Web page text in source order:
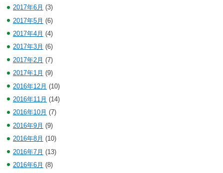
2017年6月 (3)
2017年5月 (6)
2017年4月 (4)
2017年3月 (6)
2017年2月 (7)
2017年1月 (9)
2016年12月 (10)
2016年11月 (14)
2016年10月 (7)
2016年9月 (9)
2016年8月 (10)
2016年7月 (13)
2016年6月 (8)